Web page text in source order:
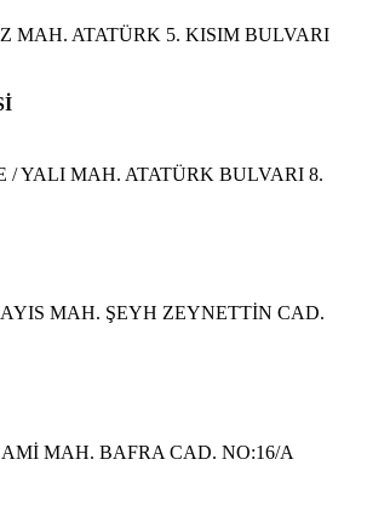
MAH. ATATÜRK 5. KISIM BULVARI
/ YALI MAH. ATATÜRK BULVARI 8.
MAH. ŞEYH ZEYNETTİN CAD.
MAH. BAFRA CAD. NO:16/A